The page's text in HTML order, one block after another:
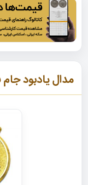
مدال یادبود جام